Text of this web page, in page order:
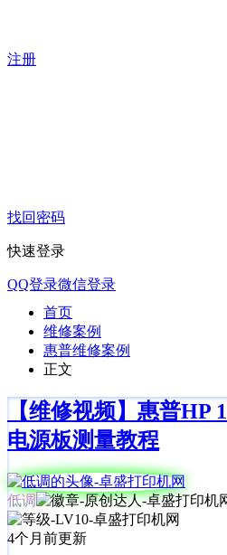
注册
找回密码
快速登录
QQ登录微信登录
首页
维修案例
惠普维修案例
正文
【维修视频】惠普HP
电源板测量教程
低调
4个月前更新